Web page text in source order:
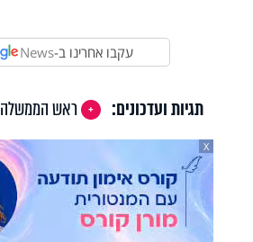
עקבו אחרינו ב-News
תגיות ועדכונים: ראש הממשלה
X